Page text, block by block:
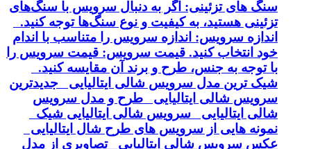
سنگ های تزئینی: اگر به دنبال سرویس با سنگ‌های
تزئینی هستید، به کیفیت و نوع سنگ‌ها توجه کنید.
اندازه سرویس: اندازه سرویس را متناسب با اندام
خود انتخاب کنید. قیمت سرویس: قیمت سرویس را
با توجه به جنس، طرح و برند آن مقایسه کنید.
شیک ترین مدل سرویس شالی ایتالیایی جدیدترین
سرویس شالی ایتالیایی طرح و مدل سرویس
شالی ایتالیایی سرویس شالی ایتالیایی شیک
نمونه هایی از سرویس های طرح شال ایتالیایی
عکس سرویس شالی ایتالیایی تصاویری از مدل